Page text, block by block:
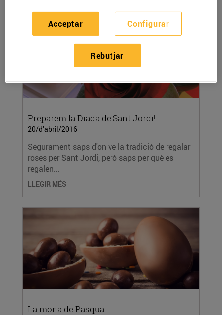
Preparem la Diada de Sant Jordi!
20/d’abril/2016
Segurament saps d'on ve la tradició de regalar
roses per Sant Jordi, però saps per què es
regalen...
LLEGIR MÉS
La mona de Pasqua
Configurar
Rebutjar
Acceptar